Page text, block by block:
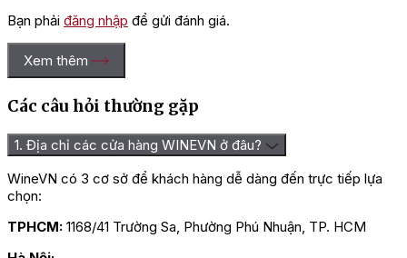
Bạn phải đăng nhập để gửi đánh giá.
Xem thêm
Các câu hỏi thường gặp
1. Địa chỉ các cửa hàng WINEVN ở đâu?
WineVN có 3 cơ sở để khách hàng dễ dàng đến trực tiếp lựa
chọn:
TPHCM: 1168/41 Trường Sa, Phường Phú Nhuận, TP. HCM